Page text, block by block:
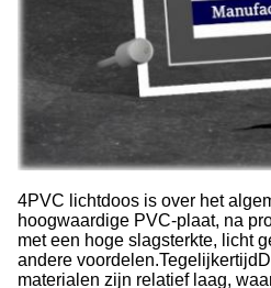
4PVC lichtdoos is over het
hoogwaardige PVC-plaat, na
met een hoge slagsterkte, licht
andere
materialen zijn relatief laag,